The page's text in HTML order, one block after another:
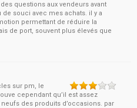
questions aux vendeurs avant
souci avec mes achats. il y a
permettant de réduire la
de port, souvent plus élevés que
sur pm, le
cependant qu’il est assez
des produits d’occasions. par